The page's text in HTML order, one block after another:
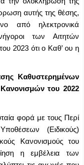
αυτής της θέσης,
από ηλεκτρονικά
των Αιτητών
2023 ότι ο Καθ’ ου η
Καθυστερημένων
του 2022
φορά με τους Περί
(Ειδικούς)
ύς Κανονισμούς του
η εμβέλεια των